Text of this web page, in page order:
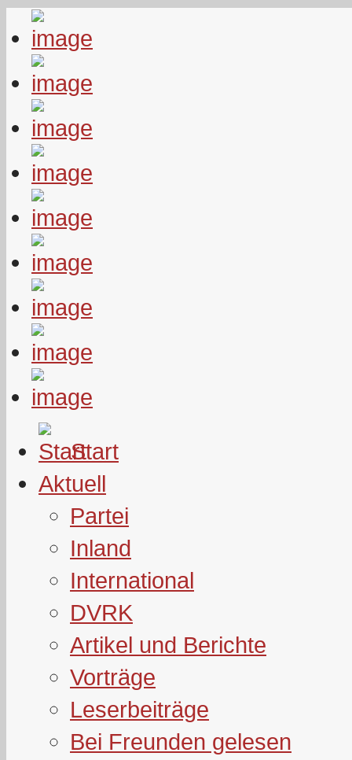
Start
Aktuell
Partei
Inland
International
DVRK
Artikel und Berichte
Vorträge
Leserbeiträge
Bei Freunden gelesen